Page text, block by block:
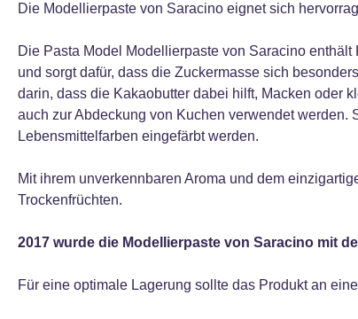
Die Modellierpaste von Saracino eignet sich
Die Pasta Model Modellierpaste von Saracino
und sorgt dafür, dass die Zuckermasse sich
darin, dass die Kakaobutter dabei hilft, Macken oder
auch zur Abdeckung von Kuchen verwendet
Lebensmittelfarben eingefärbt werden.
Mit ihrem unverkennbaren Aroma und dem
Trockenfrüchten.
2017 wurde die Modellierpaste von Saracino mit
Für eine optimale Lagerung sollte das Produkt an